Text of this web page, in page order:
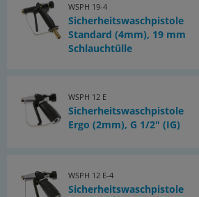
WSPH 19-4
Sicherheitswaschpistole
Standard (4mm), 19 mm
Schlauchtülle
WSPH 12 E
Sicherheitswaschpistole
Ergo (2mm), G 1/2" (IG)
WSPH 12 E-4
Sicherheitswaschpistole